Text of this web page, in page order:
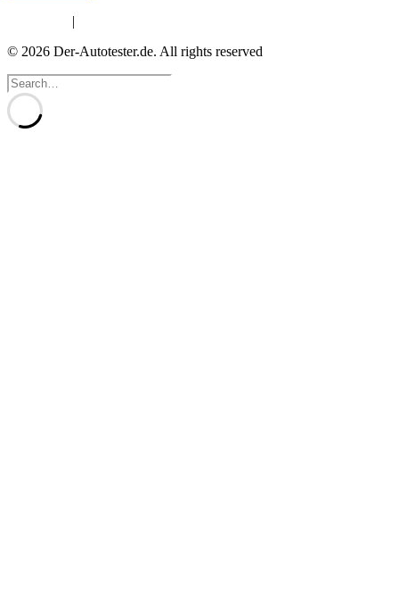
|
© 2026 Der-Autotester.de. All rights reserved